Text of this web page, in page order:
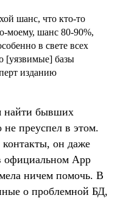
шанс, что кто-то
моему, шанс 80-90%,
в свете всех
[уязвимые] базы
изданию
найти бывших
преуспел в этом.
контакты, он даже
официальном App
ничем помочь. В
о проблемной БД,